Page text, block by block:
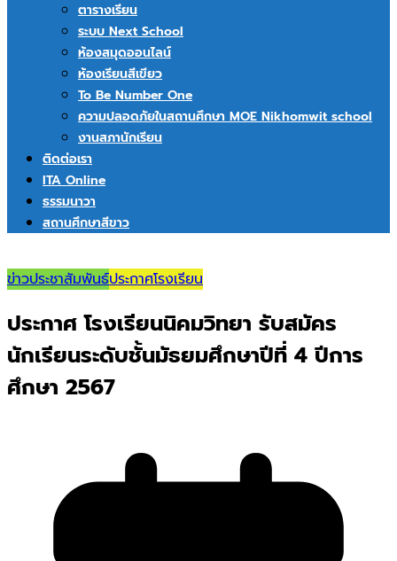
ตารางเรียน
ระบบ Next School
ห้องสมุดออนไลน์
ห้องเรียนสีเขียว
To Be Number One
ความปลอดภัยในสถานศึกษา MOE Nikhomwit school
งานสภานักเรียน
ติดต่อเรา
ITA Online
ธรรมนาวา
สถานศึกษาสีขาว
ข่าวประชาสัมพันธ์ประกาศโรงเรียน
ประกาศ โรงเรียนนิคมวิทยา รับสมัคร
นักเรียนระดับชั้นมัธยมศึกษาปีที่ 4 ปีการ
ศึกษา 2567